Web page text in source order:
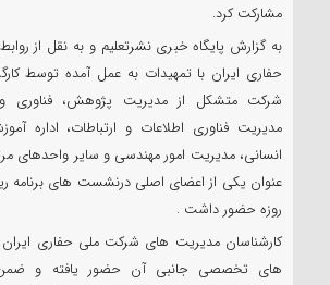
مشارکت کرد.
به گزارش پایگاه خبری نشرتعلیم و به نقل از
حفاری ایران با تمهیدات به عمل آمده توسط
شرکت متشکل از مدیریت پژوهش، فناوری
مدیریت فناوری اطلاعات و ارتباطات، اداره
انسانی، مدیریت امور مهندسی و سایر واحدهای
عنوان یکی از اعضای اصلی درنشست های برنامه
روزه حضور داشت .
کارشناسان مدیریت های شرکت ملی حفاری ایران
های تخصصی جانبی آن حضور یافته و ضمن